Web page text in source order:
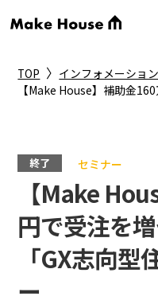
TOP 〉 インフォメーション
終了 セミナー
【Make
円で受注を
「GX志向
ー